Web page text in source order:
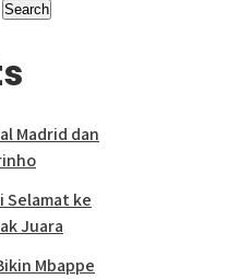
Search
Madrid dan
Selamat ke
Juara
Mbappe